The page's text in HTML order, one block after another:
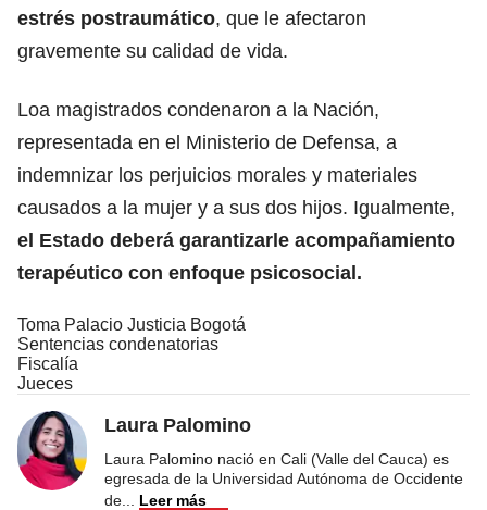
estrés postraumático, que le afectaron
gravemente su calidad de vida.
Loa magistrados condenaron a la Nación,
representada en el Ministerio de Defensa, a
indemnizar los perjuicios morales y materiales
causados a la mujer y a sus dos hijos. Igualmente,
el Estado deberá garantizarle acompañamiento
terapéutico con enfoque psicosocial.
Toma Palacio Justicia Bogotá
Sentencias condenatorias
Fiscalía
Jueces
Laura Palomino
Laura Palomino nació en Cali (Valle del Cauca) es
egresada de la Universidad Autónoma de Occidente
de
Leer más